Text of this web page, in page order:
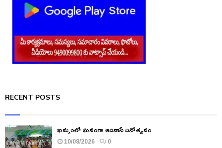
RECENT POSTS
ఖమ్మంలో ఘనంగా ఆదివాసీ దినోత్సవం
10/08/2026 0